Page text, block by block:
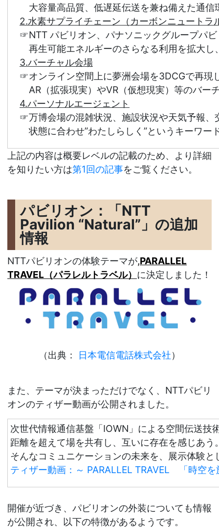
大容量高品質、低遅延伝送を兼ね備えた通信
2.水素サプライチェーン（カーボンニュートラ
☞NTT パビリオン、パナソニックグループパ
再生可能エネルギーのさらなる利用を拡大し
3.バーチャル会場
☞オンライン空間上に夢洲会場を3DCGで再現
AR（拡張現実）やVR（仮想現実）等のバー
4.パーソナルエージェント
☞万博会場の混雑状況、施設状況や天気予報
状態に合わせ”わたしらしく”というキーワー
上記の内容は概要レベルの記載のため、より詳細
を知りたい方は第1回の記事をご覧ください。
パビリオン：「NTT
Pavilion “Natural”」の追加
情報
NTTパビリオンの体験テーマが,PARALLEL
TRAVEL（パラレルトラベル） に決定しました！
（出典： 日本電信電話株式会社）
また、テーマが決まっただけでなく、NTTパビリ
オンのティザー動画が公開されました。
次世代情報通信基盤「IOWN」による空間伝送技
距離を超えて場を共有し、互いに存在を感じあう
そんなコミュニケーションの未来を、展示体験と
ティザー動画：～ PARALLEL TRAVEL 「時空
開催が近づき、パビリオンの外装についても情報
が公開され、以下の特徴があるようです。